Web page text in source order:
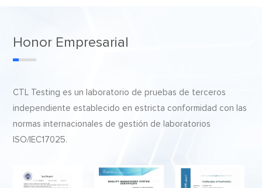
Honor Empresarial
CTL Testing es un laboratorio de pruebas de terceros
independiente establecido en estricta conformidad con las
normas internacionales de gestión de laboratorios
ISO/IEC17025.